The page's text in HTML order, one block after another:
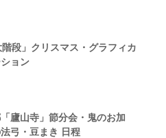
段」クリスマス・グラフィカ
ョン
廬山寺」節分会・鬼のお加
弓・豆まき 日程